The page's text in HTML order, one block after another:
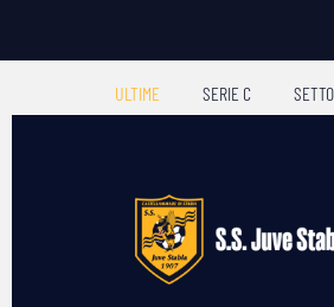
ULTIME SERIE C